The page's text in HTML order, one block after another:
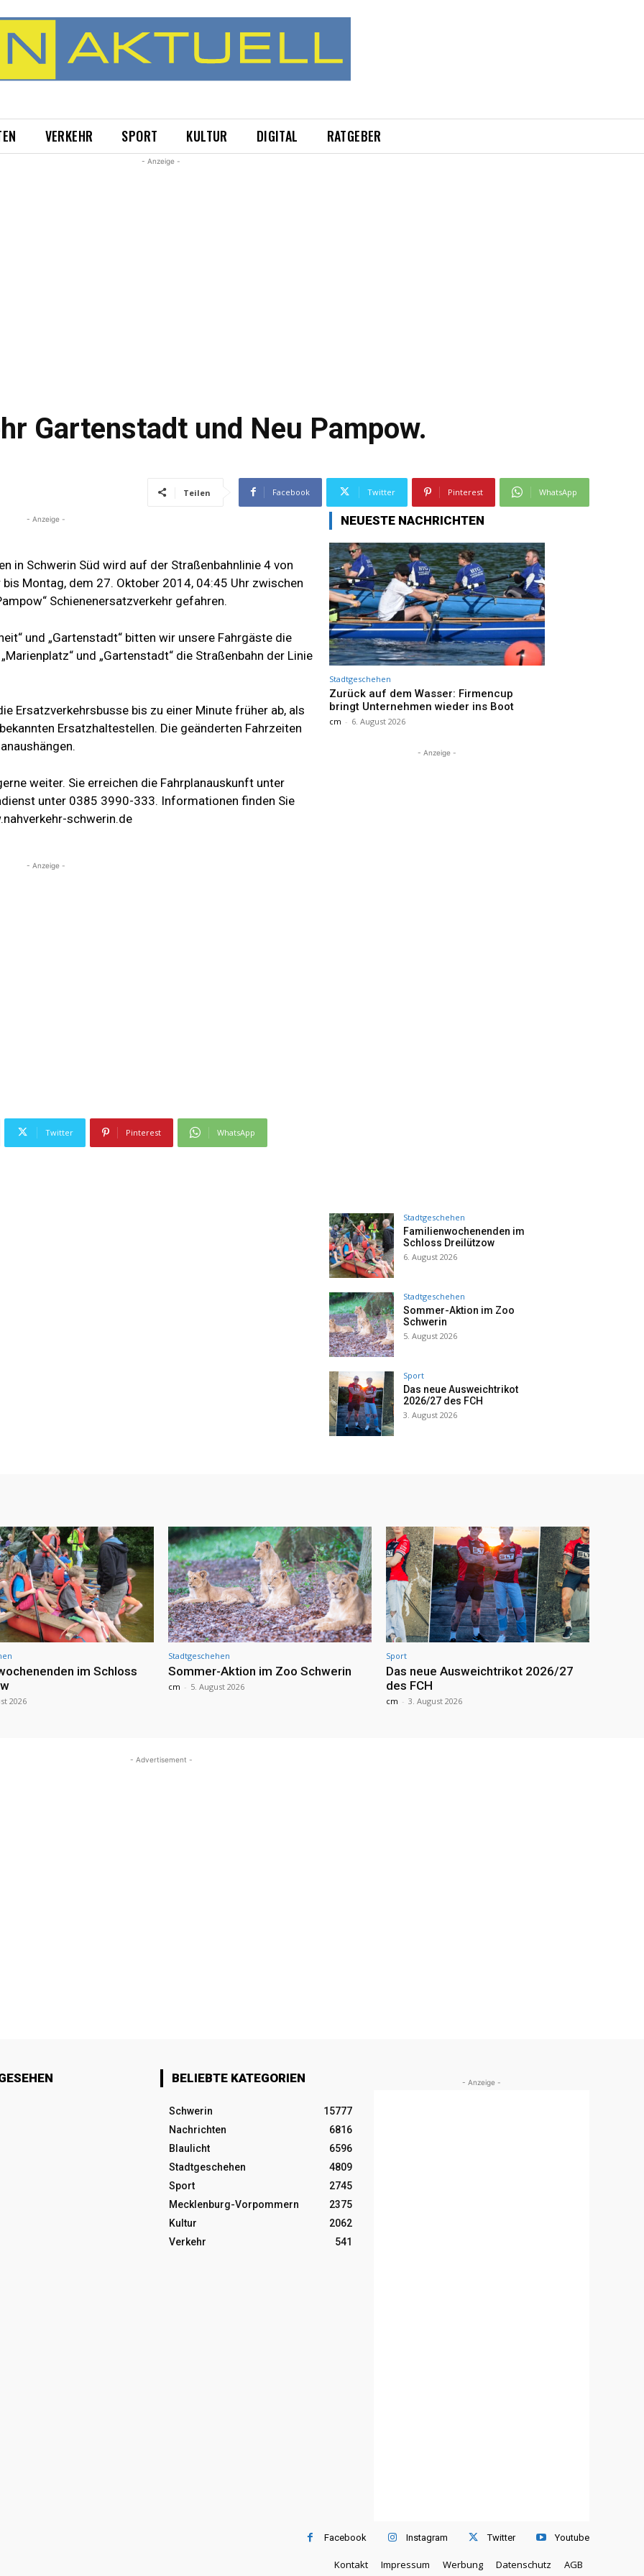
VERKEHR SPORT KULTUR DIGITAL RATGEBER
- Anzeige -
Gartenstadt und Neu Pampow.
Teilen Facebook Twitter Pinterest WhatsApp
- Anzeige -
in Schwerin Süd wird auf der Straßenbahnlinie 4 von
Montag, dem 27. Oktober 2014, 04:45 Uhr zwischen
Schienenersatzverkehr gefahren.
und „Gartenstadt“ bitten wir unsere Fahrgäste die
und „Gartenstadt“ die Straßenbahn der Linie
Ersatzverkehrsbusse bis zu einer Minute früher ab, als
Ersatzhaltestellen. Die geänderten Fahrzeiten
weiter. Sie erreichen die Fahrplanauskunft unter
unter 0385 3990-333. Informationen finden Sie
schwerin.de
- Anzeige -
Twitter Pinterest WhatsApp
NEUESTE NACHRICHTEN
Stadtgeschehen
Zurück auf dem Wasser: Firmencup
bringt Unternehmen wieder ins Boot
cm - 6. August 2026
- Anzeige -
Stadtgeschehen
Familienwochenenden im
Schloss Dreilützow
6. August 2026
Stadtgeschehen
Sommer-Aktion im Zoo
Schwerin
5. August 2026
Sport
Das neue Ausweichtrikot
2026/27 des FCH
3. August 2026
im Schloss
2026
Stadtgeschehen
Sommer-Aktion im Zoo Schwerin
cm - 5. August 2026
Sport
Das neue Ausweichtrikot 2026/27
des FCH
cm - 3. August 2026
- Advertisement -
BELIEBTE KATEGORIEN
Schwerin
15777
Nachrichten
6816
Blaulicht
6596
Stadtgeschehen
4809
Sport
2745
Mecklenburg-Vorpommern
2375
Kultur
2062
Verkehr
541
- Anzeige -
Facebook Instagram Twitter Youtube
Kontakt Impressum Werbung Datenschutz AGB